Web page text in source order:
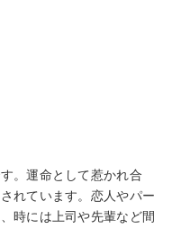
。運命として惹かれ合
れています。恋人やパー
時には上司や先輩など間